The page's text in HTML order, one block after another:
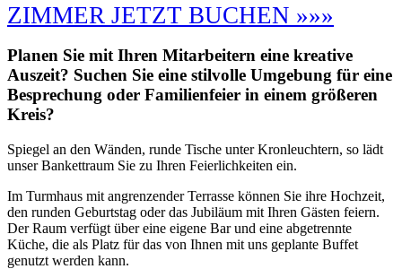
ZIMMER JETZT BUCHEN »»»
Planen Sie mit Ihren Mitarbeitern eine kreative
Auszeit? Suchen Sie eine stilvolle Umgebung für eine
Besprechung oder Familienfeier in einem größeren
Kreis?
Spiegel an den Wänden, runde Tische unter Kronleuchtern, so lädt
unser Bankettraum Sie zu Ihren Feierlichkeiten ein.
Im Turmhaus mit angrenzender Terrasse können Sie ihre Hochzeit,
den runden Geburtstag oder das Jubiläum mit Ihren Gästen feiern.
Der Raum verfügt über eine eigene Bar und eine abgetrennte
Küche, die als Platz für das von Ihnen mit uns geplante Buffet
genutzt werden kann.